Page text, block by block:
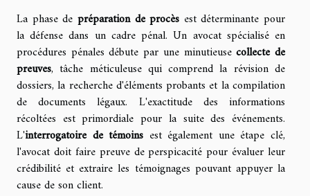
La phase de préparation de procès est déterminante pour
la défense dans un cadre pénal. Un avocat spécialisé en
procédures pénales débute par une minutieusecollecte de
preuves, tâche méticuleuse qui comprend la révision de
dossiers, la recherche d'éléments probants et la compilation
de documents légaux. L'exactitude des informations
récoltées est primordiale pour la suite des événements.
L'interrogatoire de témoins est également une étape clé,
l'avocat doit faire preuve de perspicacité pour évaluer leur
crédibilité et extraire les témoignages pouvant appuyer la
cause de son client.